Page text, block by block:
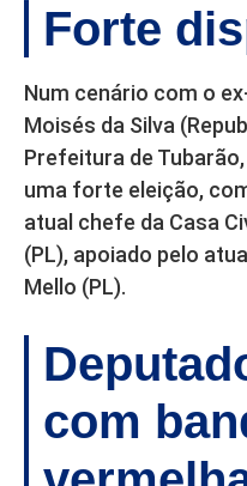
Forte
Num cenário com o
Moisés da Silva
Prefeitura de
uma forte eleição,
atual chefe da Casa
(PL), apoiado pelo
Mello (PL).
com